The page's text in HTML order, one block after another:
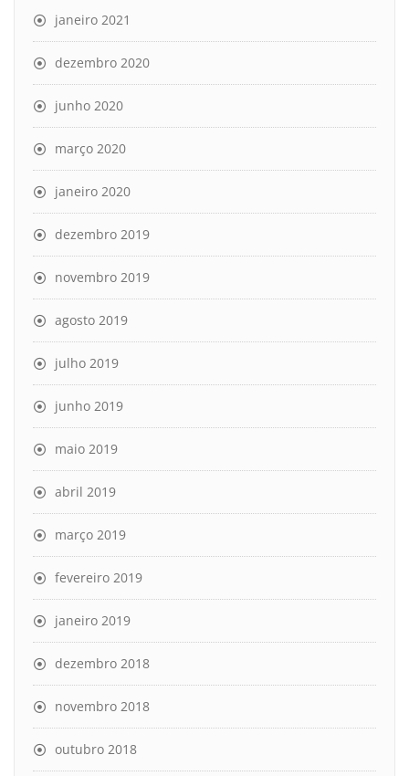
janeiro 2021
dezembro 2020
junho 2020
março 2020
janeiro 2020
dezembro 2019
novembro 2019
agosto 2019
julho 2019
junho 2019
maio 2019
abril 2019
março 2019
fevereiro 2019
janeiro 2019
dezembro 2018
novembro 2018
outubro 2018